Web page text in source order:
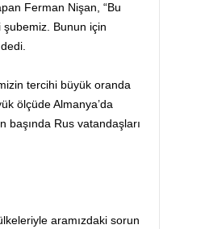
Ferman Nişan, “Bu
şubemiz. Bunun için
tercihi büyük oranda
ölçüde Almanya’da
başında Rus vatandaşları
aramızdaki sorun